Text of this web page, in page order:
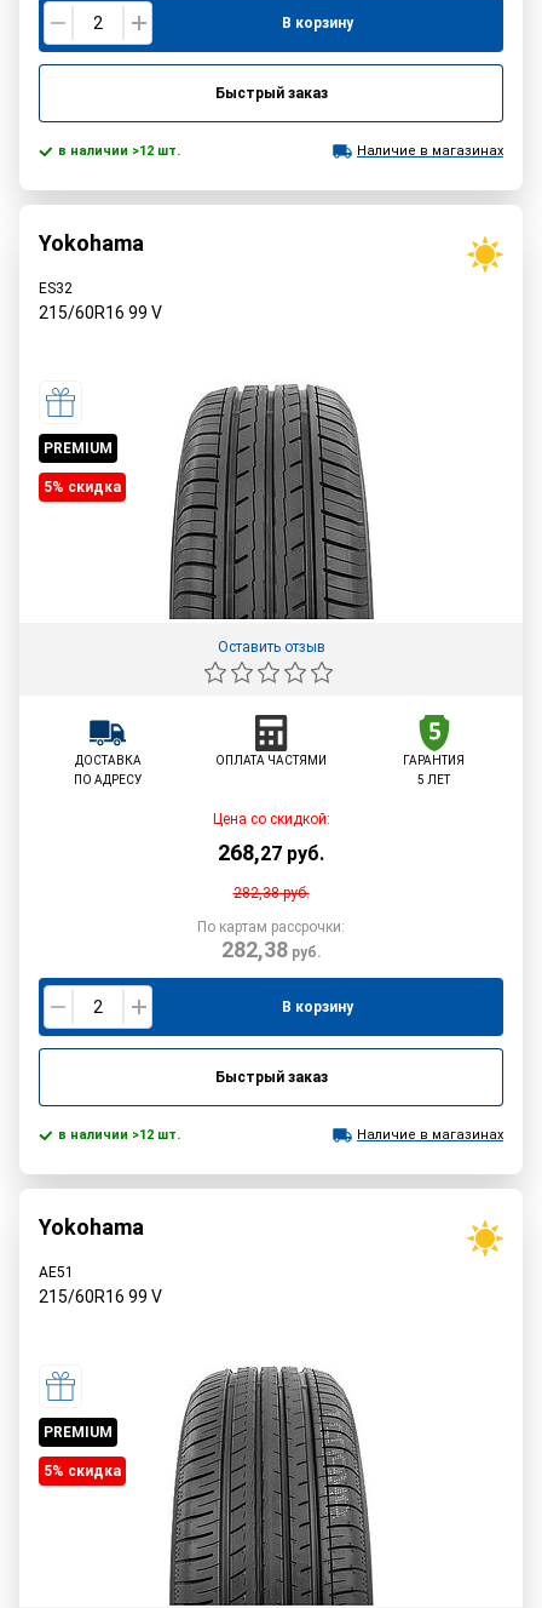
В корзину
Быстрый заказ
в наличии >12 шт. Наличие в магазинах
Yokohama
ES32
215/60R16 99 V
PREMIUM
5% cкидка
Оставить отзыв
ДОСТАВКА
ПО АДРЕСУ
ОПЛАТА ЧАСТЯМИ
ГАРАНТИЯ
5 ЛЕТ
Цена со скидкой:
268,27 руб.
282,38руб.
По картам рассрочки:
282,38руб.
В корзину
Быстрый заказ
в наличии >12 шт. Наличие в магазинах
Yokohama
AE51
215/60R16 99 V
PREMIUM
5% cкидка